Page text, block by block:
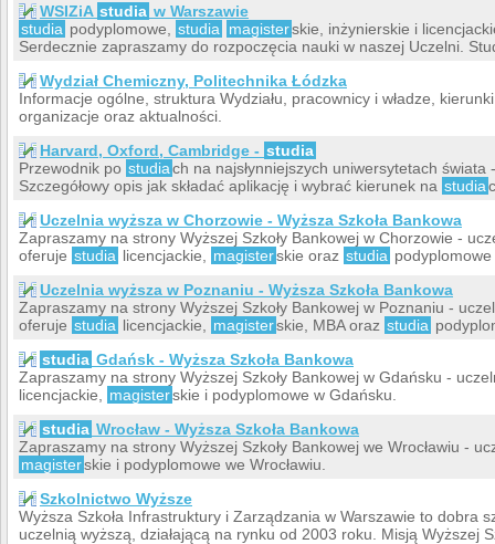
WSIZiA studia w Warszawie
studia podyplomowe, studia magisterskie, inżynierskie i
Serdecznie zapraszamy do rozpoczęcia nauki w naszej Uczelni.
Wydział Chemiczny, Politechnika Łódzka
Informacje ogólne, struktura Wydziału, pracownicy i władze,
organizacje oraz aktualności.
Harvard, Oxford, Cambridge - studia
Przewodnik po studiach na najsłynniejszych uniwersytetach
Szczegółowy opis jak składać aplikację i wybrać kierunek na studia
Uczelnia wyższa w Chorzowie - Wyższa Szkoła Bankowa
Zapraszamy na strony Wyższej Szkoły Bankowej w Chorzowie -
oferuje studia licencjackie, magisterskie oraz studia
Uczelnia wyższa w Poznaniu - Wyższa Szkoła Bankowa
Zapraszamy na strony Wyższej Szkoły Bankowej w Poznaniu -
oferuje studia licencjackie, magisterskie, MBA oraz studia
studia Gdańsk - Wyższa Szkoła Bankowa
Zapraszamy na strony Wyższej Szkoły Bankowej w Gdańsku -
licencjackie,
magisterskie i podyplomowe w Gdańsku.
studia Wrocław - Wyższa Szkoła Bankowa
Zapraszamy na strony Wyższej Szkoły Bankowej we Wrocławiu -
magisterskie i podyplomowe we Wrocławiu.
Szkolnictwo Wyższe
Wyższa Szkoła Infrastruktury i Zarządzania w Warszawie to dobra
uczelnią wyższą, działającą na rynku od 2003 roku. Misją Wyższej